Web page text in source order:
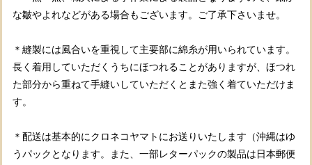
な皺やよれなどがある場合もございます。ご了承下さいませ。
＊縫製には風合いを重視して主要部に綿糸が用いられています。
長く着用していただくうちにほつれることがありますが、ほつれ
た部分から重ねて手縫いしていただくとまた強く着ていただけま
す。
＊配送は基本的にクロネコヤマトにお送りいたします（沖縄はゆ
うパックとなります。また、一部レターパックの製品は日本郵便